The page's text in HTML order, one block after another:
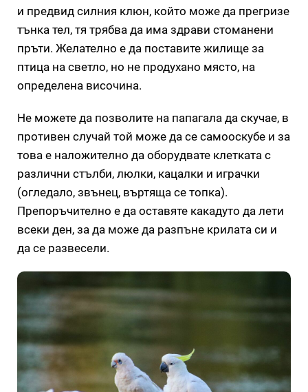
и предвид силния клюн, който може да прегризе
тънка тел, тя трябва да има здрави стоманени
пръти. Желателно е да поставите жилище за
птица на светло, но не продухано място, на
определена височина.
Не можете да позволите на папагала да скучае, в
противен случай той може да се самооскубе и за
това е наложително да оборудвате клетката с
различни стълби, люлки, кацалки и играчки
(огледало, звънец, въртяща се топка).
Препоръчително е да оставяте какадуто да лети
всеки ден, за да може да разпъне крилата си и
да се развесели.